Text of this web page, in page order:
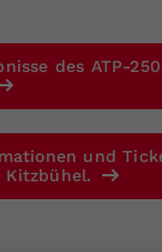
des ATP-
und
Kitzbühel.